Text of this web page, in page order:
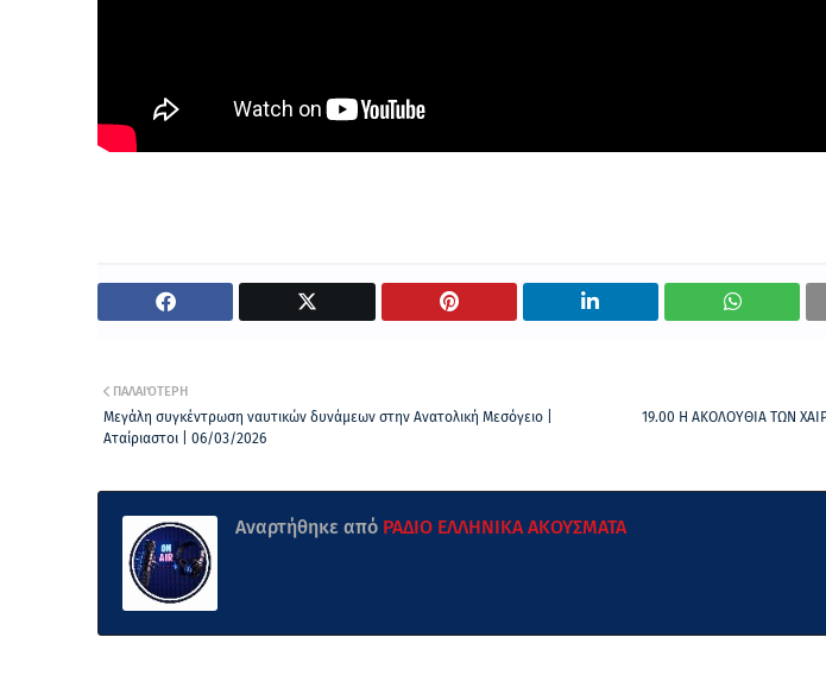
19.00 Η ΑΚΟΛΟΥΘΙΑ ΤΩΝ
ΠΑΛΑΙΌΤΕΡΗ
Μεγάλη συγκέντρωση ναυτικών δυνάμεων στην Ανατολική Μεσόγειο |
Αταίριαστοι | 06/03/2026
Αναρτήθηκε από ΡΑΔΙΟ ΕΛΛΗΝΙΚΑ ΑΚΟΥΣΜΑΤΑ